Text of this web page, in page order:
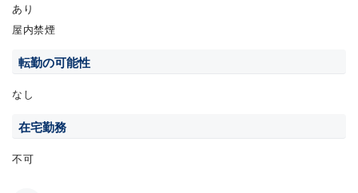
あり
屋内禁煙
転勤の可能性
なし
在宅勤務
不可